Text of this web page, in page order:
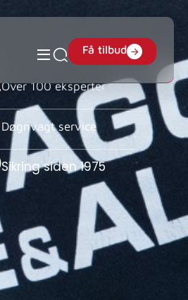
Få tilbud
Over 100 eksperter
Døgnvagt service
Sikring siden 1975